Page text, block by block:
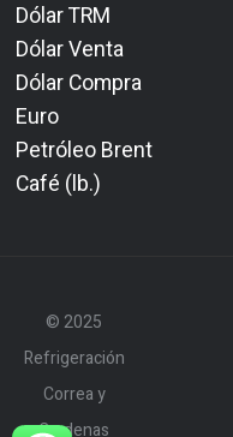
Dólar TRM
Dólar Venta
Dólar Compra
Euro
Petróleo Brent
Café (lb.)
© 2025
Refrigeración
Correa y
Cardenas